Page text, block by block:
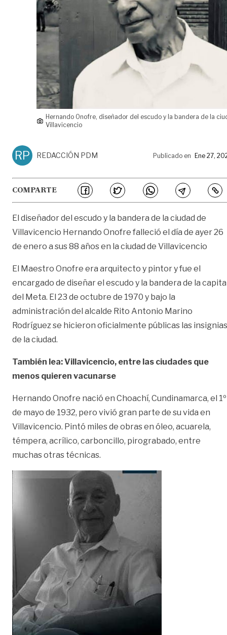
Hernando Onofre, diseñador del escudo y la bandera de la
Villavicencio
RP REDACCIÓN PDM Publicado en Ene 27,
COMPARTE
El diseñador del escudo y la bandera de la ciudad de
Villavicencio Hernando Onofre falleció el día de ayer 26
de enero a sus 88 años en la ciudad de Villavicencio
El Maestro Onofre era arquitecto y pintor y fue el
encargado de diseñar el escudo y la bandera de la
del Meta. El 23 de octubre de 1970 y bajo la
administración del alcalde Rito Antonio Marino
Rodríguez se hicieron oficialmente públicas las insignias
de la ciudad.
También lea: Villavicencio, entre las ciudades que
menos quieren vacunarse
Hernando Onofre nació en Choachí, Cundinamarca, el 1º
de mayo de 1932, pero vivió gran parte de su vida en
Villavicencio. Pintó miles de obras en óleo, acuarela,
témpera, acrílico, carboncillo, pirograbado, entre
muchas otras técnicas.